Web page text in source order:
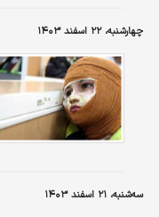
چهارشنبه، ۲۲ اسفند ۱۴۰۳
سه‌شنبه، ۲۱ اسفند ۱۴۰۳